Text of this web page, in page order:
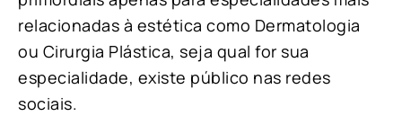
relacionadas à estética como Dermatologia
ou Cirurgia Plástica, seja qual for sua
especialidade, existe público nas redes
sociais.